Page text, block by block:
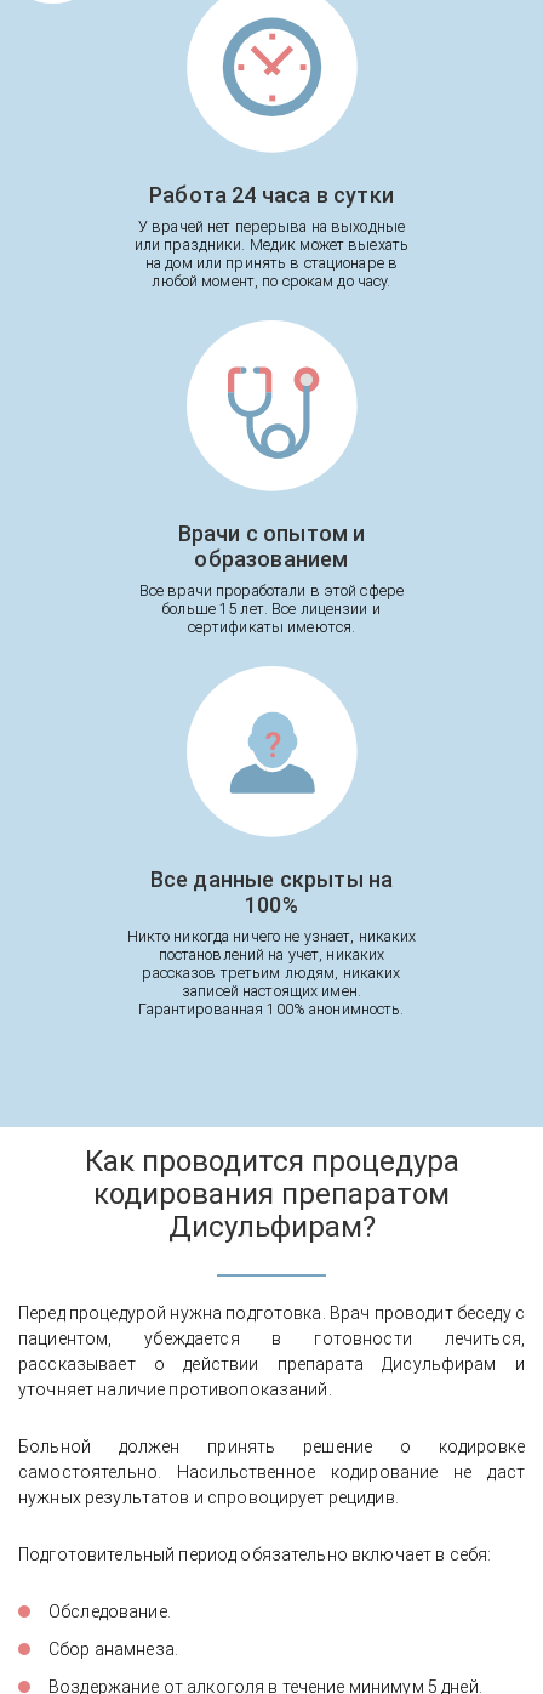
Работа 24 часа в сутки
У врачей нет перерыва на выходные
или праздники. Медик может выехать
на дом или принять в стационаре в
любой момент, по срокам до часу.
Врачи с опытом и
образованием
Все врачи проработали в этой сфере
больше 15 лет. Все лицензии и
сертификаты имеются.
Все данные скрыты на
100%
Никто никогда ничего не узнает, никаких
постановлений на учет, никаких
рассказов третьим людям, никаких
записей настоящих имен.
Гарантированная 100% анонимность.
Как проводится процедура
кодирования препаратом
Дисульфирам?
Перед процедурой нужна подготовка. Врач проводит беседу с
пациентом, убеждается в готовности лечиться,
рассказывает о действии препарата Дисульфирам и
уточняет наличие противопоказаний.
Больной должен принять решение о кодировке
самостоятельно. Насильственное кодирование не даст
нужных результатов и спровоцирует рецидив.
Подготовительный период обязательно включает в себя:
Обследование.
Сбор анамнеза.
Воздержание от алкоголя в течение минимум 5 дней.